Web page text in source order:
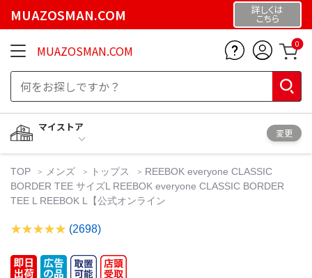
MUAZOSMAN.COM 詳しくは
こちら
MUAZOSMAN.COM 0
マイストア
変更
TOP メンズ トップス
REEBOK everyone CLASSIC
BORDER TEE サイズL REEBOK everyone CLASSIC BORDER
TEE L REEBOK L【公式オンライン
(2698)